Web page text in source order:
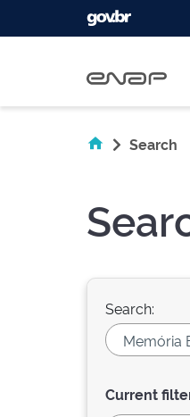
Search
Search:
Current